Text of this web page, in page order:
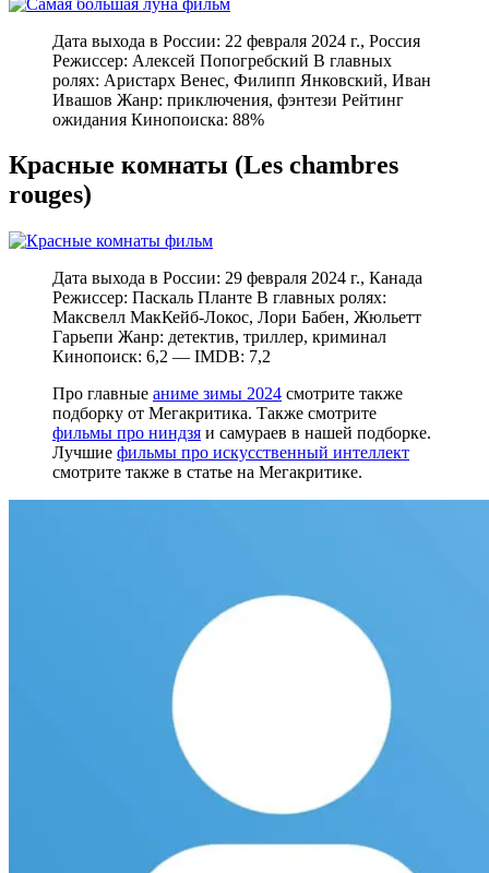
Дата выхода в России: 22 февраля 2024 г., Россия
Режиссер: Алексей Попогребский В главных
ролях: Аристарх Венес, Филипп Янковский, Иван
Ивашов Жанр: приключения, фэнтези Рейтинг
ожидания Кинопоиска: 88%
Красные комнаты (Les chambres
rouges)
Дата выхода в России: 29 февраля 2024 г., Канада
Режиссер: Паскаль Планте В главных ролях:
Максвелл МакКейб-Локос, Лори Бабен, Жюльетт
Гарьепи Жанр: детектив, триллер, криминал
Кинопоиск: 6,2 — IMDB: 7,2
Про главные аниме зимы 2024 смотрите также
подборку от Мегакритика. Также смотрите
фильмы про ниндзя и самураев в нашей подборке.
Лучшие фильмы про искусственный интеллект
смотрите также в статье на Мегакритике.